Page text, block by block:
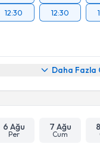
12:30
12:30
Daha Fazla
6 Ağu
Per
7 Ağu
Cum